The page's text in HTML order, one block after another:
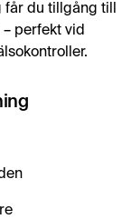
du tillgång till
perfekt vid